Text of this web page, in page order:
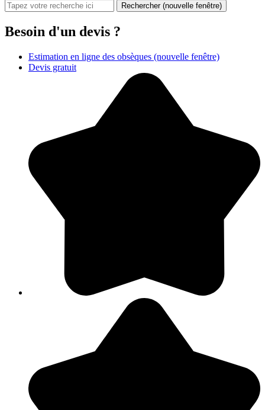
Rechercher (nouvelle fenêtre)
Besoin d'un devis ?
Estimation en ligne des obsèques (nouvelle fenêtre)
Devis gratuit